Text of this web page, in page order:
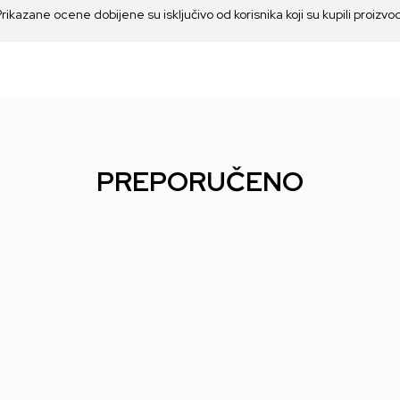
ocene dobijene su isključivo od korisnika koji su kupili
PREPORUČENO